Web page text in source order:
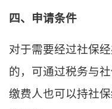
四、申请条件
对于需要经过社保
的，可通过税务与
缴费人也可以持社